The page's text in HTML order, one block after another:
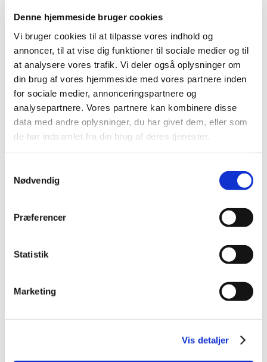
Denne hjemmeside bruger cookies
Vi bruger cookies til at tilpasse vores indhold og
annoncer, til at vise dig funktioner til sociale medier og til
at analysere vores trafik. Vi deler også oplysninger om
din brug af vores hjemmeside med vores partnere inden
for sociale medier, annonceringspartnere og
analysepartnere. Vores partnere kan kombinere disse
data med andre oplysninger, du har givet dem, eller som
de har indsamlet fra din brug af deres tjenester.
Nødvendig
Præferencer
Statistik
Marketing
Vis detaljer
Høring over nyt forslag til tilskudsstatus for
medicin mod migræne
12. oktober 2016
Medicintilskudsnævnet er i gang med at revurdere
tilskudsstatus for medicin mod migræne (ATC-gruppe…
Nye rapporter om søvnmedicin til børn og
unge
omhandler forbruget af melatonin hos 0-17 årige. Den…
ekspert- og arbejdsgrupper
En meget stor del af arbejdet med at udarbejde nye
…
Colrefuz® får ikke generelt klausuleret tilskud
have generelt klausuleret tilskud. Colrefuz® indeholder
…